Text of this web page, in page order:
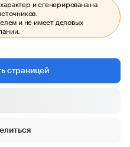
и сгенерирована на
и не имеет деловых
страницей